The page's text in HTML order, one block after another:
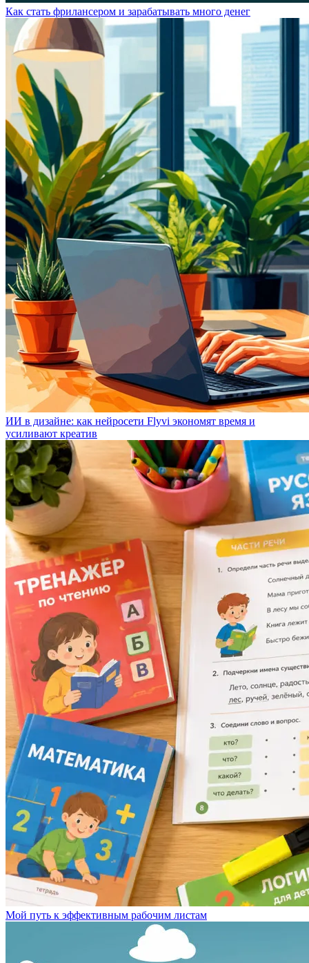
Как стать фрилансером и зарабатывать много денег
ИИ в дизайне: как нейросети Flyvi экономят время и
усиливают креатив
Мой путь к эффективным рабочим листам